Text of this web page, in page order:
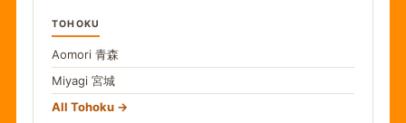
TOHOKU
Aomori 青森
Miyagi 宮城
All Tohoku